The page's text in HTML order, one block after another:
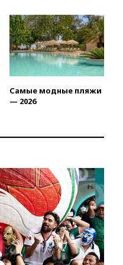
WSJ: Трамп «сходит с
из-за сообщений в СМИ
боеприпасов у
Исландия и Черногория
году могут войти в
Евросоюза
Пашинян сообщил о
Армении
ЕАЭС
«Ижавиа»
уволиться
Осужденный в России
Гилман
при смерти
В Екатеринбурге
склад Wildberries
Самые модные пляжи
— 2026